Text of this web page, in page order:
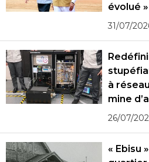
évolué »
31/07/
à
mine
monde
26/07/
« Ebisu